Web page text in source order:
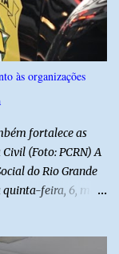
animação, a
que cultura
que sabe
o compromisso
o resgate e a
musicais e
às organizações
fortalece as
(Foto: PCRN) A
do Rio Grande
quinta-feira, 6, mais